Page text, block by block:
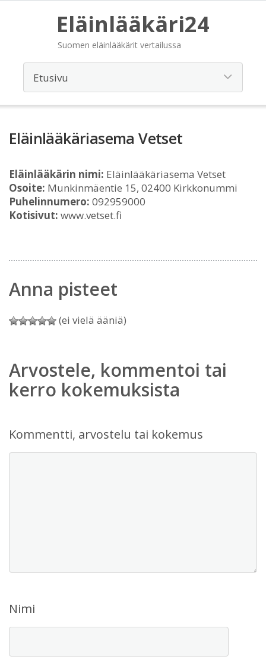
Eläinlääkäri24
Suomen eläinlääkärit vertailussa
Eläinlääkäriasema Vetset
Eläinlääkärin nimi: Eläinlääkäriasema Vetset
Osoite: Munkinmäentie 15, 02400 Kirkkonummi
Puhelinnumero: 092959000
Kotisivut: www.vetset.fi
Anna pisteet
(ei vielä ääniä)
Arvostele, kommentoi tai
kerro kokemuksista
Kommentti, arvostelu tai kokemus
Nimi